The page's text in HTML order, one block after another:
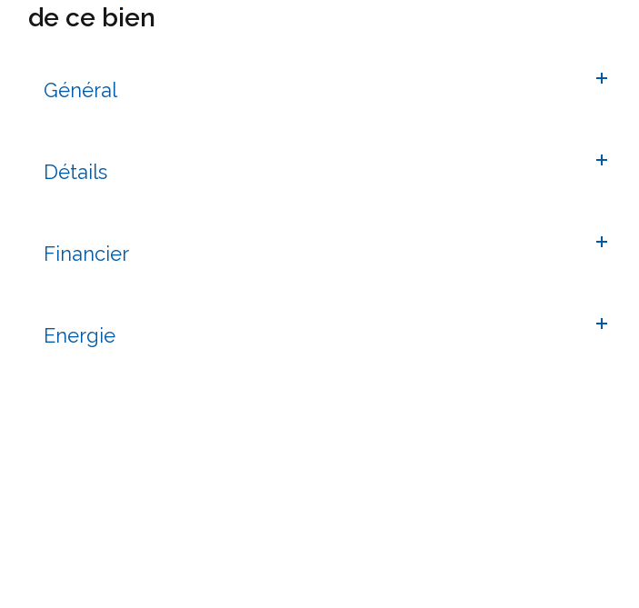
de ce bien
Général
Détails
Financier
Energie